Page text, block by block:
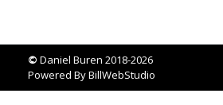
© Daniel Buren 2018-2026
Powered ByBillWebStudio